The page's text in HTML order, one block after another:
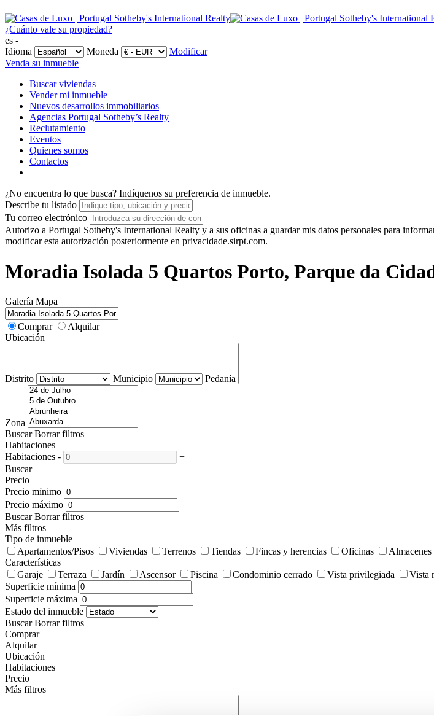
¿Cuánto vale su propiedad?
es -
Idioma
Moneda
Modificar
Venda su inmueble
Buscar viviendas
Vender mi inmueble
Nuevos desarrollos immobiliarios
Agencias Portugal Sotheby’s Realty
Reclutamiento
Eventos
Quienes somos
Contactos
¿No encuentra lo que busca? Indíquenos su preferencia de inmueble.
Describe tu listado
Tu correo electrónico
Autorizo a Portugal Sotheby's International Realty y a sus oficinas a guardar mis datos personales para
modificar esta autorización posteriormente en privacidade.sirpt.com.
Moradia Isolada 5 Quartos Porto, Parque da
Galería Mapa
Comprar
Alquilar
Ubicación
Distrito Municipio Pedanía
Zona
Buscar Borrar filtros
Habitaciones
Habitaciones -
+
Buscar
Precio
Precio mínimo
Precio máximo
Buscar Borrar filtros
Más filtros
Tipo de inmueble
Apartamentos/Pisos
Viviendas Terrenos Tiendas Fincas y herencias Oficinas Almacenes
Características
Garaje
Terraza Jardín Ascensor Piscina Condominio cerrado Vista privilegiada Vista
Superficie mínima
Superficie máxima
Estado del inmueble
Buscar Borrar filtros
Comprar
Alquilar
Ubicación
Habitaciones
Precio
Más filtros